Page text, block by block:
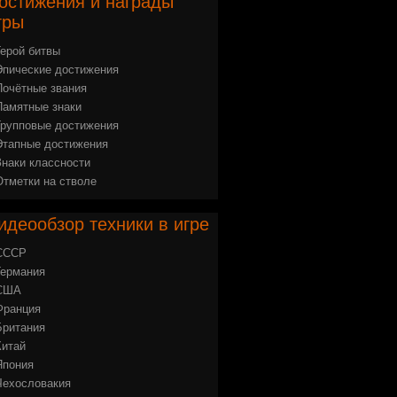
битвы
достижения
звания
знаки
достижения
достижения
классности
на стволе
техники в игре